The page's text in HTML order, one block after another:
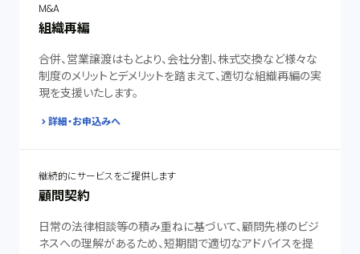
M&A
組織再編
合併、営業譲渡はもとより、会社分割、株式交換など様々な
制度のメリットとデメリットを踏まえて、適切な組織再編の実
現を支援いたします。
詳細・お申込みへ
継続的にサービスをご提供します
顧問契約
日常の法律相談等の積み重ねに基づいて、顧問先様のビジ
ネスへの理解があるため、短期間で適切なアドバイスを提